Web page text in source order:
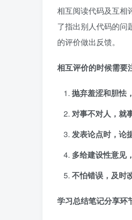
相互阅读代码及互相
了指出别人代码的问
的评价做出反馈。
相互评价的时候需要
抛弃羞涩和胆怯
对事不对人，就
发表论点时，论
多给建设性意见
不怕错误，及时
学习总结笔记分享环